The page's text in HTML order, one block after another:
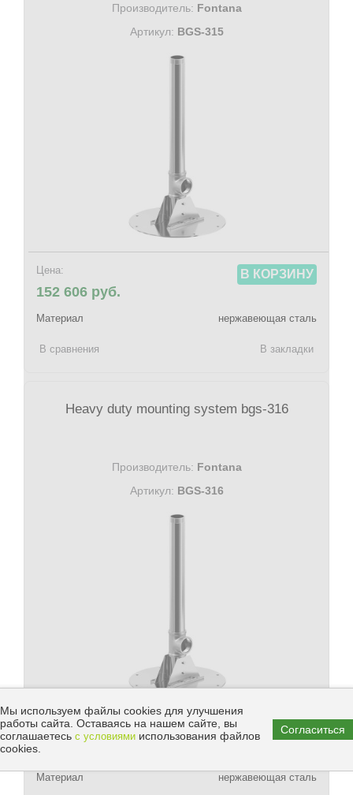
Производитель: Fontana
Артикул: BGS-315
Цена:
152 606 руб.
В КОРЗИНУ
Материал нержавеющая сталь
В сравнения В закладки
Heavy duty mounting system bgs-316
Производитель: Fontana
Артикул: BGS-316
Цена:
219 304 руб.
В КОРЗИНУ
Материал нержавеющая сталь
Мы используем файлы cookies для улучшения
работы сайта. Оставаясь на нашем сайте, вы
соглашаетесь с условиями использования файлов
cookies.
Согласиться